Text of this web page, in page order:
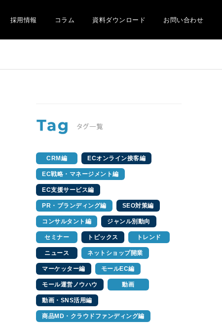
採用情報 コラム 資料ダウンロード お問い合わせ
CRM編 ECオンライン接客編
EC戦略・マネージメント編
EC支援サービス編
PR・ブランディング編 SEO対策編
コンサルタント編 ジャンル別動向
セミナー トピックス トレンド
ニュース ネットショップ開業
マーケッター編 モールEC編
モール運営ノウハウ 動画
動画・SNS活用編
商品MD・クラウドファンディング編